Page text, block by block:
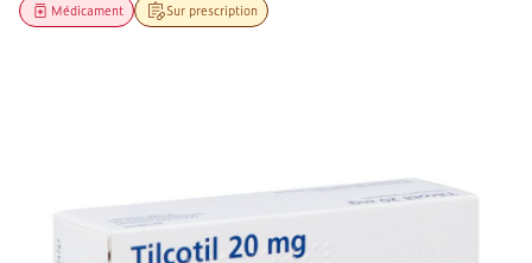
Sur prescription
Médicament